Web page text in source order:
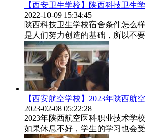
【西安卫生学校】陕西科技卫生
2022-10-09 15:34:45
陕西科技卫生学校宿舍条件怎么
是人们努力创造的基础，所以不
【西安航空学校】2023年陕西航
2023-02-08 05:22:28
2023年陕西航空医科职业技术学
如果休息不好，学生的学习也会